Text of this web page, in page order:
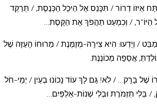
אֵיזוֹ דְרוֹר / תִּכָּנֵס אֶל הֵיכָל הַכְּנֶסֶת, / תְּרַקֵּד
הַיּוֹ"ר, / וְכִמְעַט תַּהֲפֹךְ אֶת הַקֶּסֶת…
/ וְיֵדְעוּ: הִיא צִירָהּ-מְזֻמֶּנֶת / מֵרוּחוֹ הָעַזָּה שֶׁל
אֲסֵפָה מְכוֹנֶנֶת.
שֶׁל בָּרָק… / לֹא! גַּם לָךְ עוֹד נָכוֹנוּ בְעַיִן / יְמֵי-חֹל
/ בְּלִי תִזְמֹרֶת וּבְלִי שְׁנוֹת-אַלְפַּיִם…